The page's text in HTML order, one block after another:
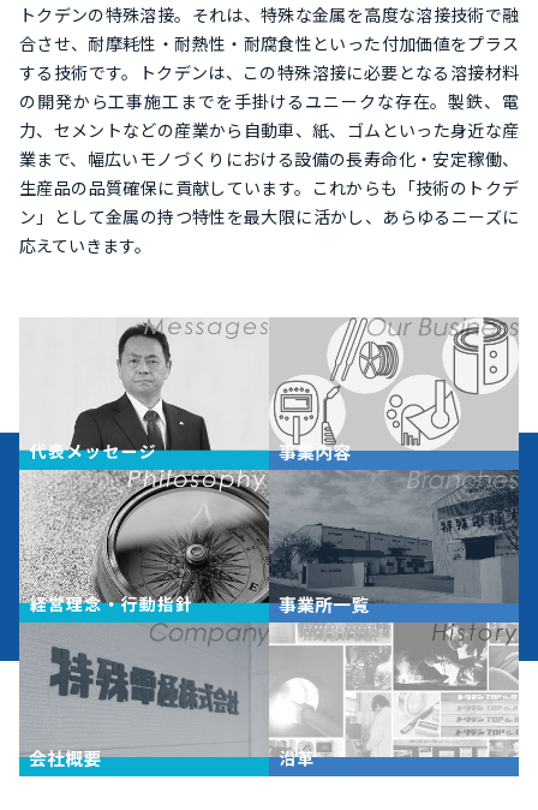
トクデンの特殊溶接。それは、特殊な金属を高度な溶接技術で融
合させ、耐摩耗性・耐熱性・耐腐食性といった付加価値をプラス
する技術です。トクデンは、この特殊溶接に必要となる溶接材料
の開発から工事施工までを手掛けるユニークな存在。製鉄、電
力、セメントなどの産業から自動車、紙、ゴムといった身近な産
業まで、幅広いモノづくりにおける設備の長寿命化・安定稼働、
生産品の品質確保に貢献しています。これからも「技術のトクデ
ン」として金属の持つ特性を最大限に活かし、あらゆるニーズに
応えていきます。